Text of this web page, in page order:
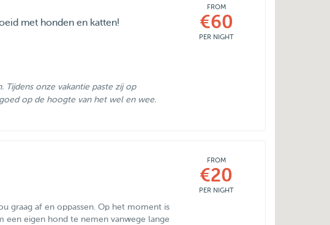
met honden en katten!
Tijdens onze vakantie paste zij op
op de hoogte van het wel en wee.
FROM
€60
PER NIGHT
graag af en oppassen. Op het moment is
een eigen hond te nemen vanwege lange
FROM
€20
PER NIGHT